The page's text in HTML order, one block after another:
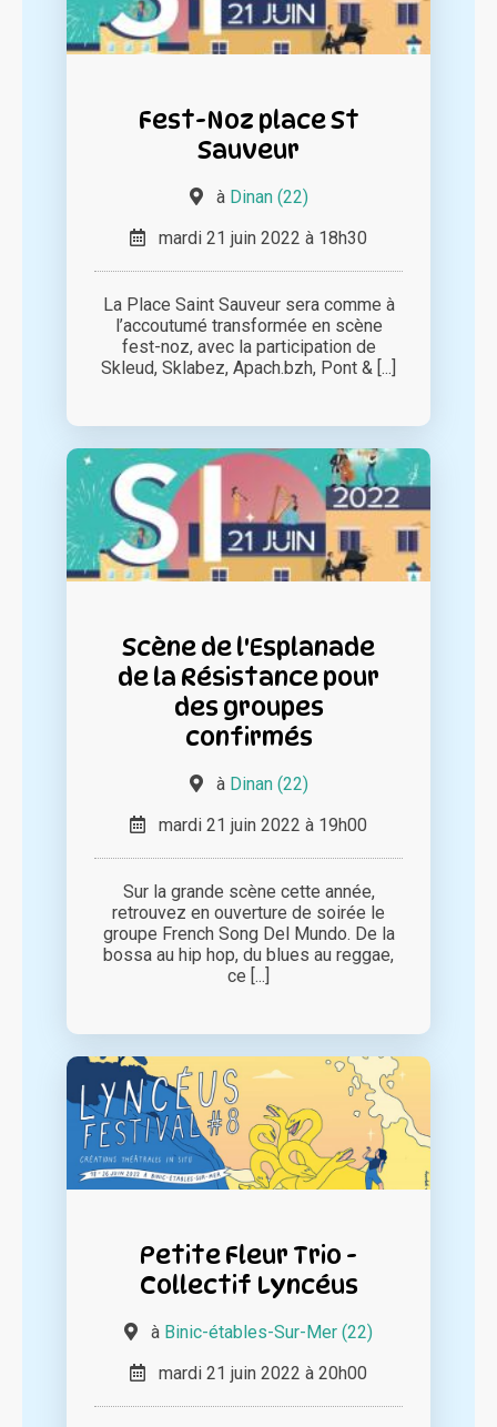
Fest-Noz place St
Sauveur
à Dinan (22)
mardi 21 juin 2022 à 18h30
La Place Saint Sauveur sera comme à
l’accoutumé transformée en scène
fest-noz, avec la participation de
Skleud, Sklabez, Apach.bzh, Pont & [...]
Scène de l'Esplanade
de la Résistance pour
des groupes
confirmés
à Dinan (22)
mardi 21 juin 2022 à 19h00
Sur la grande scène cette année,
retrouvez en ouverture de soirée le
groupe French Song Del Mundo. De la
bossa au hip hop, du blues au reggae,
ce [...]
Petite Fleur Trio -
Collectif Lyncéus
à Binic-étables-Sur-Mer (22)
mardi 21 juin 2022 à 20h00